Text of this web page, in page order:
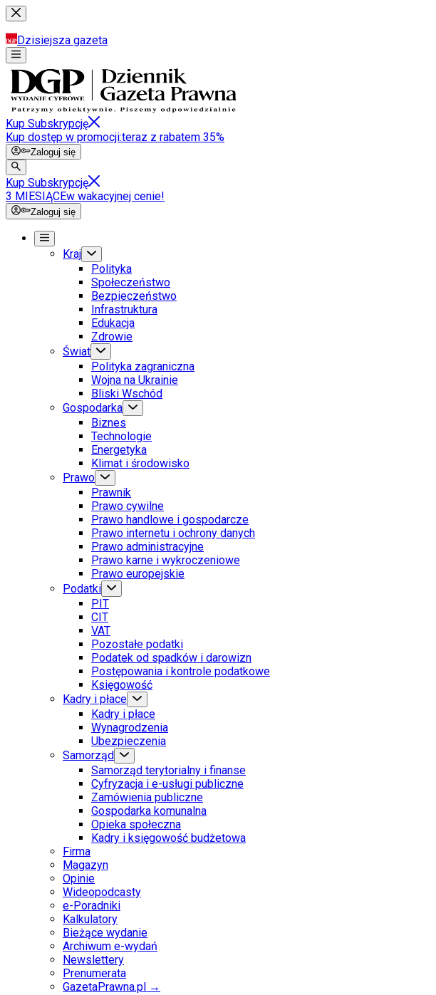
Dzisiejsza gazeta
Kup Subskrypcję
Kup dostęp w promocji:teraz z rabatem 35%
Zaloguj się
Kup Subskrypcję
3 MIESIĄCEw wakacyjnej cenie!
Zaloguj się
Kraj
Polityka
Społeczeństwo
Bezpieczeństwo
Infrastruktura
Edukacja
Zdrowie
Świat
Polityka zagraniczna
Wojna na Ukrainie
Bliski Wschód
Gospodarka
Biznes
Technologie
Energetyka
Klimat i środowisko
Prawo
Prawnik
Prawo cywilne
Prawo handlowe i gospodarcze
Prawo internetu i ochrony danych
Prawo administracyjne
Prawo karne i wykroczeniowe
Prawo europejskie
Podatki
PIT
CIT
VAT
Pozostałe podatki
Podatek od spadków i darowizn
Postępowania i kontrole podatkowe
Księgowość
Kadry i płace
Kadry i płace
Wynagrodzenia
Ubezpieczenia
Samorząd
Samorząd terytorialny i finanse
Cyfryzacja i e-usługi publiczne
Zamówienia publiczne
Gospodarka komunalna
Opieka społeczna
Kadry i księgowość budżetowa
Firma
Magazyn
Opinie
Wideopodcasty
e-Poradniki
Kalkulatory
Bieżące wydanie
Archiwum e-wydań
Newslettery
Prenumerata
GazetaPrawna.pl →